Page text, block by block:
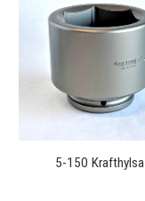
5-150 Krafthylsa